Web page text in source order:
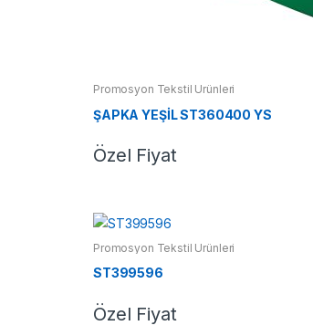
Promosyon Tekstil Ürünleri
ŞAPKA YEŞİL ST360400 YS
Özel Fiyat
Promosyon Tekstil Ürünleri
ST399596
Özel Fiyat